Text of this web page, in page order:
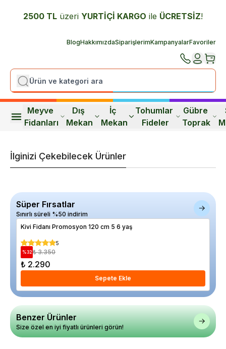
2500 TL üzeri YURTİÇİ KARGO ile ÜCRETSİZ!
BlogHakkımızdaSiparişlerimKampanyalarFavoriler
Meyve
Fidanları
Dış
Mekan
İç
Mekan
Tohumlar
Fideler
Gübre
Toprak
İlginizi Çekebilecek Ürünler
Süper Fırsatlar
Sınırlı süreli %50 indirim
Kivi Fidanı Promosyon 120 cm 5 6 yaş
5
%32 ₺ 3.350
₺ 2.290
Sepete Ekle
Benzer Ürünler
Size özel en iyi fiyatlı ürünleri görün!